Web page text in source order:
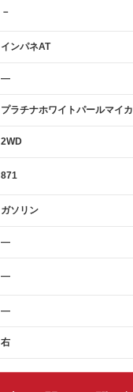
－
インパネAT
―
プラチナホワイトパールマイカ
2WD
871
ガソリン
―
―
―
右